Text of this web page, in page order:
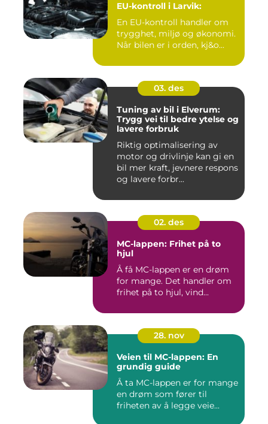
EU-kontroll i Larvik:
En EU-kontroll handler om
trygghet, miljø og økonomi.
Når bilen er i orden, kj&o...
03. des
Tuning av bil i Elverum:
Trygg vei til bedre ytelse og
lavere forbruk
Riktig optimalisering av
motor og drivlinje kan gi en
bil mer kraft, jevnere respons
og lavere forbr...
02. des
MC-lappen: Frihet på to
hjul
Å få MC-lappen er en drøm
for mange. Det handler om
frihet på to hjul, vind...
28. nov
Veien til MC-lappen: En
grundig guide
Å ta MC-lappen er for mange
en drøm som fører til
friheten av å legge veie...